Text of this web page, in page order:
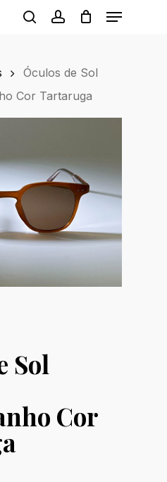
Menu
Óculos de Sol
Cor Tartaruga
Sol
Cor